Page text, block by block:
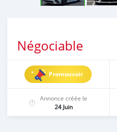
Négociable
Promouvoir
Annonce créée le
24 Juin